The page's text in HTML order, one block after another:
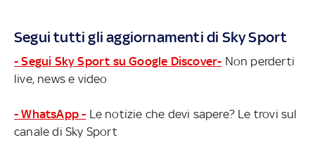
Segui tutti gli aggiornamenti di Sky Sport
- Segui Sky Sport su Google Discover- Non perderti
live, news e video
- WhatsApp - Le notizie che devi sapere? Le trovi sul
canale di Sky Sport